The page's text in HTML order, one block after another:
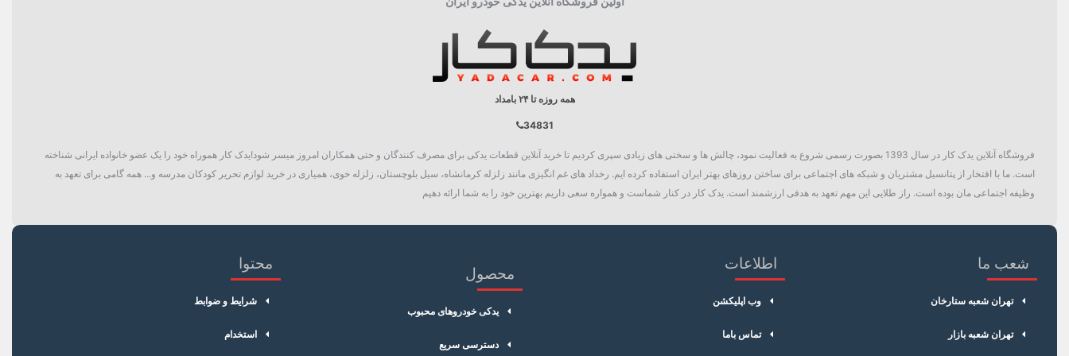
همه روزه تا ۲۴ بامداد
34831
فروشگاه آنلاین یدک کار در سال 1393 بصورت رسمی شروع به فعالیت نمود، چالش ها و سختی های زیادی سپری کردیم تا خرید آنلاین قطعات یدکی برای مصرف کنندگان و حتی همکاران امروز میسر شود!یدک کار هموراه خود را یک عضو خانواده ایرانی شناخته
است. ما با افتخار از پتانسیل مشتریان و شبکه های اجتماعی برای ساختن روزهای بهتر ایران استفاده کرده ایم. رخداد های غم انگیزی مانند زلزله کرمانشاه، سیل بلوچستان، زلزله خوی، همیاری در خرید لوازم تحریر کودکان مدرسه و... همه گامی برای تعهد به
وظیفه اجتماعی مان بوده است. راز طلایی این مهم تعهد به هدفی ارزشمند است. یدک کار در کنار شماست و همواره سعی داریم بهترین خود را به شما ارائه دهیم
شعب ما
تهران شعبه ستارخان
تهران شعبه بازار
اطلاعات
وب اپلیکشن
تماس باما
محصول
یدکی خودروهای محبوب
دسترسی سریع
محتوا
شرایط و ضوابط
استخدام